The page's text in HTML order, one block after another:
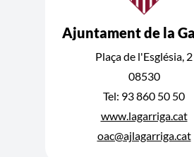
Ajuntament de la
Plaça de l'Església, 2
08530
Tel: 93 860 50 50
www.lagarriga.cat
oac@ajlagarriga.cat